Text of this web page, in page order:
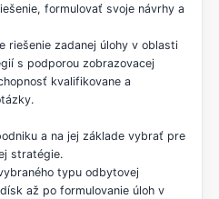
formulovať svoje návrhy a
riešenie zadanej úlohy v oblasti
s podporou zobrazovacej
kvalifikovane a
a na jej základe vybrať pre
stratégie.
typu odbytovej
až po formulovanie úloh v